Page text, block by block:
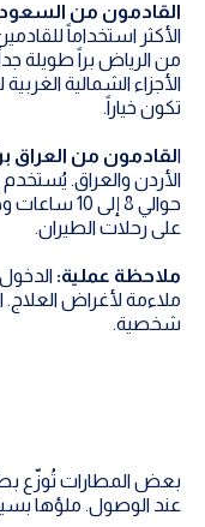
القادمون من
الأكثر استخداماً
من الرياض براً طويلة
الأجزاء الشمالية
تكون خياراً.
القادمون من العراق
الأردن والعراق.
حوالي 8
على رحلات الطيران.
ملاحظة عملية:
ملاءمة لأغراض
شخصية.
عند الوصول. ملؤها